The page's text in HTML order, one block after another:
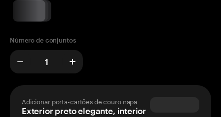
Número de conjuntos
Adicionar porta-cartões de couro napa
Exterior preto elegante, interior